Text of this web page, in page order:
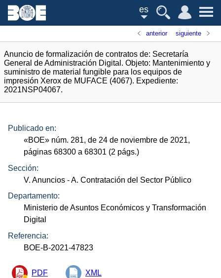
es
anterior siguiente
Anuncio de formalización de contratos de: Secretaría
General de Administración Digital. Objeto: Mantenimiento y
suministro de material fungible para los equipos de
impresión Xerox de MUFACE (4067). Expediente:
2021NSP04067.
Publicado en:
«BOE» núm. 281, de 24 de noviembre de 2021,
páginas 68300 a 68301 (2 págs.)
Sección:
V. Anuncios - A. Contratación del Sector Público
Departamento:
Ministerio de Asuntos Económicos y Transformación
Digital
Referencia:
BOE-B-2021-47823
PDF XML